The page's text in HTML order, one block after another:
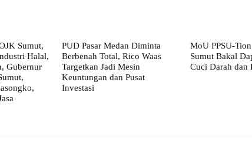
Sumut,
Halal,
Gubernur
PUD Pasar Medan Diminta
Berbenah Total, Rico Waas
Targetkan Jadi Mesin
Keuntungan dan Pusat
Investasi
MoU PPSU-
Sumut Bakal
Cuci Darah dan